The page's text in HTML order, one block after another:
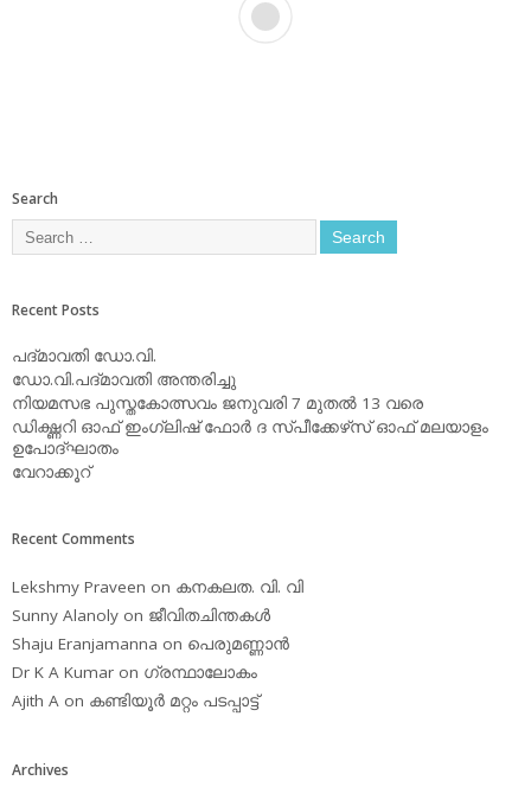
Search
Recent Posts
പദ്മാവതി ഡോ.വി.
ഡോ.വി.പദ്മാവതി അന്തരിച്ചു
നിയമസഭ പുസ്തകോത്സവം ജനുവരി 7 മുതല്‍ 13 വരെ
ഡിക്ഷ്ണറി ഓഫ് ഇംഗ്ലിഷ് ഫോര്‍ ദ സ്പീക്കേഴ്‌സ് ഓഫ് മലയാളം
ഉപോദ്ഘാതം
വേറാക്കൂറ്
Recent Comments
Lekshmy Praveen on കനകലത. വി. വി
Sunny Alanoly on ജീവിതചിന്തകള്‍
Shaju Eranjamanna on പെരുമണ്ണാന്‍
Dr K A Kumar on ഗ്രന്ഥാലോകം
Ajith A on കണ്ടിയൂര്‍ മറ്റം പടപ്പാട്ട്‌
Archives